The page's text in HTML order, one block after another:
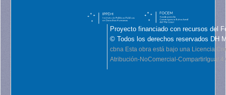
Proyecto financiado con recursos del
© Todos los derechos reservados DH
cbna Esta obra está bajo una Licencia
Atribución-NoComercial-CompartirIgual